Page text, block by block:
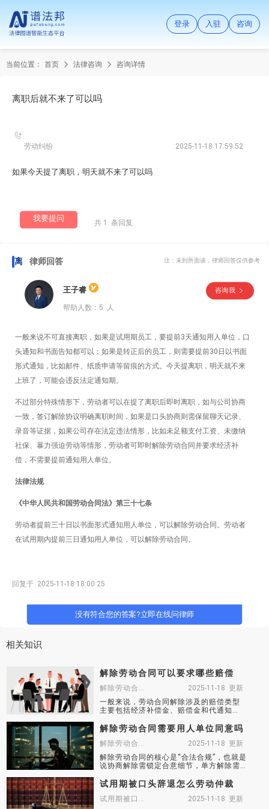
登录 入驻 咨询
当前位置： 首页 法律咨询 咨询详情
离职后就不来了可以吗
劳动纠纷 2025-11-18 17:59:52
如果今天提了离职，明天就不来了可以吗
我要提问 共 1 条回复
律师回答 注：未到所面谈，律师回答仅供参考
王子睿
帮助人数：5 人
咨询我
一般来说不可直接离职，如果是试用期员工，要提前3天通知用人单位，口
头通知和书面告知都可以；如果是转正后的员工，则需要提前30日以书面
形式通知，比如邮件、纸质申请等留痕的方式。今天提离职，明天就不来
上班了，可能会违反法定通知期。
不过部分特殊情形下，劳动者可以在提了离职后即时离职，如与公司协商
一致，签订解除协议明确离职时间，如果是口头协商则需保留聊天记录、
录音等证据，如果公司存在法定违法情形，比如未足额支付工资、未缴纳
社保、暴力强迫劳动等情形，劳动者可即时解除劳动合同并要求经济补
偿，不需要提前通知用人单位。
法律法规
《中华人民共和国劳动合同法》第三十七条
劳动者提前三十日以书面形式通知用人单位，可以解除劳动合同。劳动者
在试用期内提前三日通知用人单位，可以解除劳动合同。
回复于 2025-11-18 18:00:25
没有符合您的答案?立即在线问律师
相关知识
解除劳动合同可以要求哪些赔偿
解除劳动合同可以要求哪些赔偿
2025-11-18 更新
一般来说，劳动合同解除涉及的赔偿类型
主要包括经济补偿金、赔偿金和代通知
同的赔偿，需要注意的是如果是自己主动
提出离职，则没有赔偿。
解除劳动合同需要用人单位同意吗
解除劳动合同需要用人单位同意吗
2025-11-18 更新
​解除劳动合同的核心是“合法合规”，也就是
说协商解除需锁定合意细节，单方解除需
动者，均应避免“说走就走”，解除劳动合同
最好是经过用人单位同意。
试用期被口头辞退怎么劳动仲裁
试用期被口头辞退怎么劳动仲裁
2025-11-18 更新